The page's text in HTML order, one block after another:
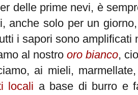
delle prime nevi, è
anche solo per un
i sapori sono amplificati
al nostro oro bianco,
ai mieli,
locali a base di burro e